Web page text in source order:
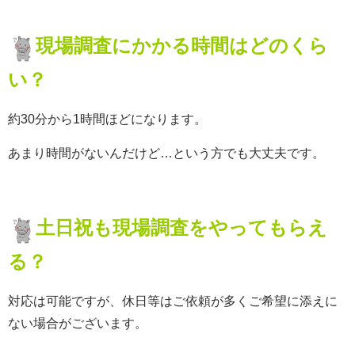
現場調査にかかる時間はどのくら
い？
約30分から1時間ほどになります。
あまり時間がないんだけど…という方でも大丈夫です。
土日祝も現場調査をやってもらえ
る？
対応は可能ですが、休日等はご依頼が多くご希望に添えに
ない場合がございます。